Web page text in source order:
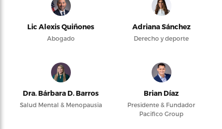
Lic Alexis Quiñones
Abogado
Adriana Sánchez
Derecho y deporte
Dra. Bárbara D. Barros
Salud Mental & Menopausia
Brian Díaz
Presidente & Fundador
Pacifico Group